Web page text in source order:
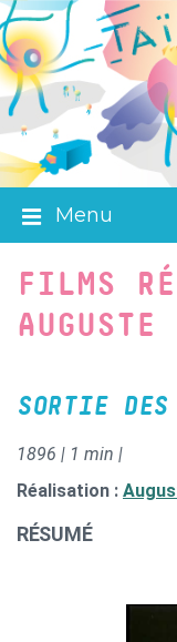
Skip
to
content
Skip
to
main
navigation
Skip
to
footer
Menu
FILMS
SORTIE DES
1896 | 1 min |
Réalisation :
RÉSUMÉ